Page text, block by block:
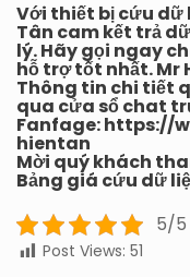
Với thiết bị cứu dữ
Tân cam kết trả
lý. Hãy gọi ngay
hỗ trợ tốt nhất. Mr
Thông tin chi tiết
qua cửa sổ chat
Fanfage:https://
hientan
Mời quý khách
Bảng giá cứu dữ
5/
Post Views: 51